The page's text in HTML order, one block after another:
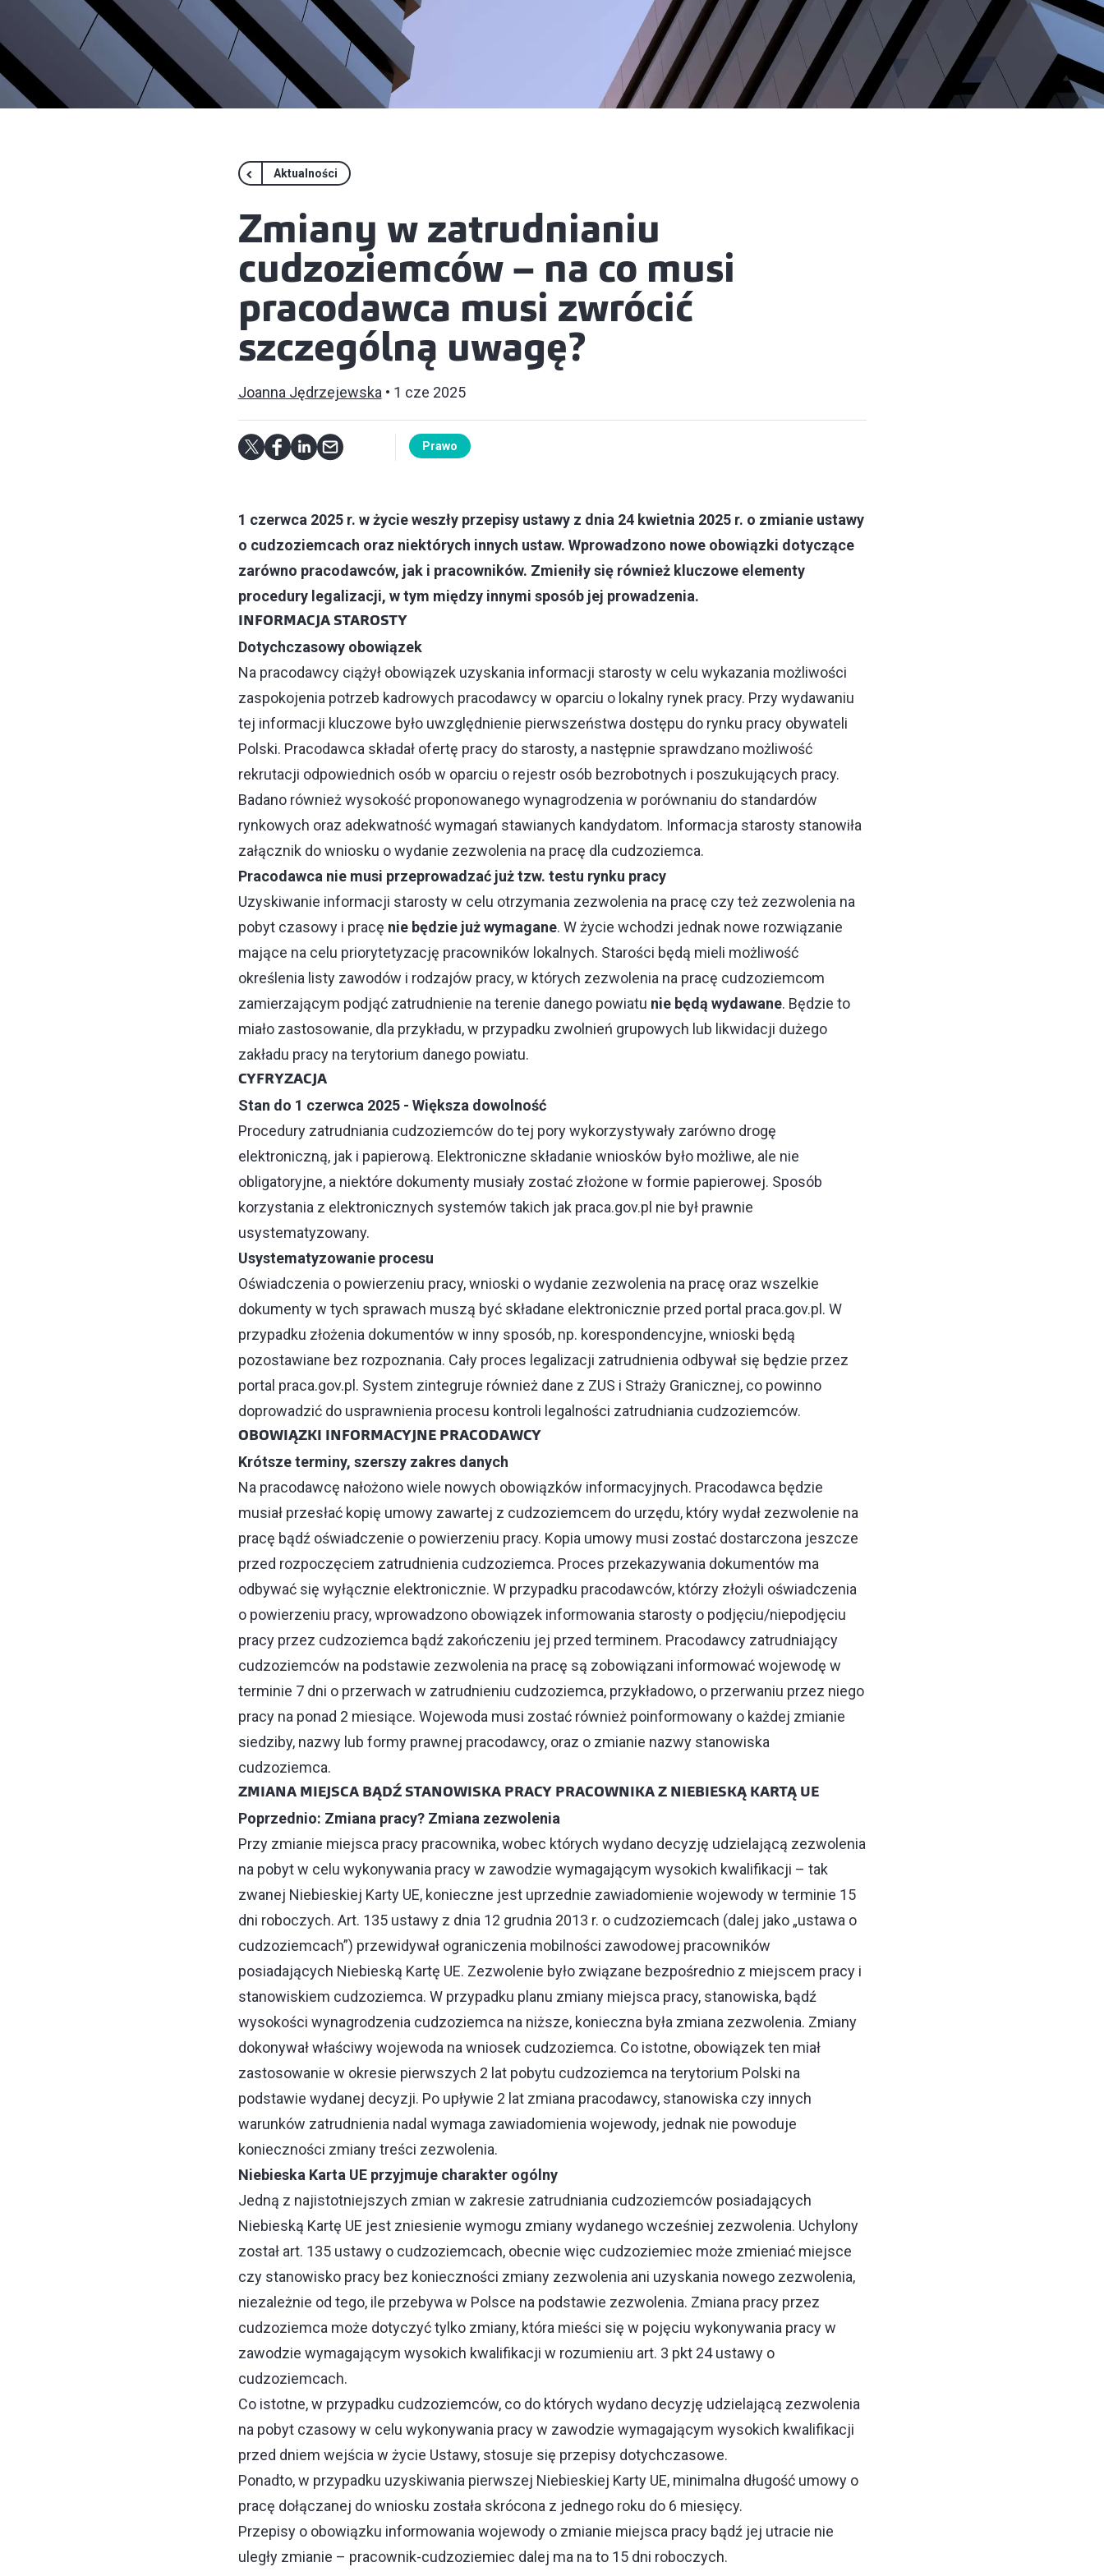
Aktualności
Zmiany w zatrudnianiu
cudzoziemców – na co musi
pracodawca musi zwrócić
szczególną uwagę?
Joanna Jędrzejewska 1 cze 2025
Prawo
1 czerwca 2025 r. w życie weszły przepisy ustawy z dnia 24 kwietnia 2025 r. o zmianie ustawy
o cudzoziemcach oraz niektórych innych ustaw. Wprowadzono nowe obowiązki dotyczące
zarówno pracodawców, jak i pracowników. Zmieniły się również kluczowe elementy
procedury legalizacji, w tym między innymi sposób jej prowadzenia.
INFORMACJA STAROSTY
Dotychczasowy obowiązek
Na pracodawcy ciążył obowiązek uzyskania informacji starosty w celu wykazania możliwości
zaspokojenia potrzeb kadrowych pracodawcy w oparciu o lokalny rynek pracy. Przy wydawaniu
tej informacji kluczowe było uwzględnienie pierwszeństwa dostępu do rynku pracy obywateli
Polski. Pracodawca składał ofertę pracy do starosty, a następnie sprawdzano możliwość
rekrutacji odpowiednich osób w oparciu o rejestr osób bezrobotnych i poszukujących pracy.
Badano również wysokość proponowanego wynagrodzenia w porównaniu do standardów
rynkowych oraz adekwatność wymagań stawianych kandydatom. Informacja starosty stanowiła
załącznik do wniosku o wydanie zezwolenia na pracę dla cudzoziemca.
Pracodawca nie musi przeprowadzać już tzw. testu rynku pracy
Uzyskiwanie informacji starosty w celu otrzymania zezwolenia na pracę czy też zezwolenia na
pobyt czasowy i pracę nie będzie już wymagane. W życie wchodzi jednak nowe rozwiązanie
mające na celu priorytetyzację pracowników lokalnych. Starości będą mieli możliwość
określenia listy zawodów i rodzajów pracy, w których zezwolenia na pracę cudzoziemcom
zamierzającym podjąć zatrudnienie na terenie danego powiatu nie będą wydawane. Będzie to
miało zastosowanie, dla przykładu, w przypadku zwolnień grupowych lub likwidacji dużego
zakładu pracy na terytorium danego powiatu.
CYFRYZACJA
Stan do 1 czerwca 2025 - Większa dowolność
Procedury zatrudniania cudzoziemców do tej pory wykorzystywały zarówno drogę
elektroniczną, jak i papierową. Elektroniczne składanie wniosków było możliwe, ale nie
obligatoryjne, a niektóre dokumenty musiały zostać złożone w formie papierowej. Sposób
korzystania z elektronicznych systemów takich jak praca.gov.pl nie był prawnie
usystematyzowany.
Usystematyzowanie procesu
Oświadczenia o powierzeniu pracy, wnioski o wydanie zezwolenia na pracę oraz wszelkie
dokumenty w tych sprawach muszą być składane elektronicznie przed portal praca.gov.pl. W
przypadku złożenia dokumentów w inny sposób, np. korespondencyjne, wnioski będą
pozostawiane bez rozpoznania. Cały proces legalizacji zatrudnienia odbywał się będzie przez
portal praca.gov.pl. System zintegruje również dane z ZUS i Straży Granicznej, co powinno
doprowadzić do usprawnienia procesu kontroli legalności zatrudniania cudzoziemców.
OBOWIĄZKI INFORMACYJNE PRACODAWCY
Krótsze terminy, szerszy zakres danych
Na pracodawcę nałożono wiele nowych obowiązków informacyjnych. Pracodawca będzie
musiał przesłać kopię umowy zawartej z cudzoziemcem do urzędu, który wydał zezwolenie na
pracę bądź oświadczenie o powierzeniu pracy. Kopia umowy musi zostać dostarczona jeszcze
przed rozpoczęciem zatrudnienia cudzoziemca. Proces przekazywania dokumentów ma
odbywać się wyłącznie elektronicznie. W przypadku pracodawców, którzy złożyli oświadczenia
o powierzeniu pracy, wprowadzono obowiązek informowania starosty o podjęciu/niepodjęciu
pracy przez cudzoziemca bądź zakończeniu jej przed terminem. Pracodawcy zatrudniający
cudzoziemców na podstawie zezwolenia na pracę są zobowiązani informować wojewodę w
terminie 7 dni o przerwach w zatrudnieniu cudzoziemca, przykładowo, o przerwaniu przez niego
pracy na ponad 2 miesiące. Wojewoda musi zostać również poinformowany o każdej zmianie
siedziby, nazwy lub formy prawnej pracodawcy, oraz o zmianie nazwy stanowiska
cudzoziemca.
ZMIANA MIEJSCA BĄDŹ STANOWISKA PRACY PRACOWNIKA Z NIEBIESKĄ KARTĄ UE
Poprzednio: Zmiana pracy? Zmiana zezwolenia
Przy zmianie miejsca pracy pracownika, wobec których wydano decyzję udzielającą zezwolenia
na pobyt w celu wykonywania pracy w zawodzie wymagającym wysokich kwalifikacji – tak
zwanej Niebieskiej Karty UE, konieczne jest uprzednie zawiadomienie wojewody w terminie 15
dni roboczych. Art. 135 ustawy z dnia 12 grudnia 2013 r. o cudzoziemcach (dalej jako „ustawa o
cudzoziemcach”) przewidywał ograniczenia mobilności zawodowej pracowników
posiadających Niebieską Kartę UE. Zezwolenie było związane bezpośrednio z miejscem pracy i
stanowiskiem cudzoziemca. W przypadku planu zmiany miejsca pracy, stanowiska, bądź
wysokości wynagrodzenia cudzoziemca na niższe, konieczna była zmiana zezwolenia. Zmiany
dokonywał właściwy wojewoda na wniosek cudzoziemca. Co istotne, obowiązek ten miał
zastosowanie w okresie pierwszych 2 lat pobytu cudzoziemca na terytorium Polski na
podstawie wydanej decyzji. Po upływie 2 lat zmiana pracodawcy, stanowiska czy innych
warunków zatrudnienia nadal wymaga zawiadomienia wojewody, jednak nie powoduje
konieczności zmiany treści zezwolenia.
Niebieska Karta UE przyjmuje charakter ogólny
Jedną z najistotniejszych zmian w zakresie zatrudniania cudzoziemców posiadających
Niebieską Kartę UE jest zniesienie wymogu zmiany wydanego wcześniej zezwolenia. Uchylony
został art. 135 ustawy o cudzoziemcach, obecnie więc cudzoziemiec może zmieniać miejsce
czy stanowisko pracy bez konieczności zmiany zezwolenia ani uzyskania nowego zezwolenia,
niezależnie od tego, ile przebywa w Polsce na podstawie zezwolenia. Zmiana pracy przez
cudzoziemca może dotyczyć tylko zmiany, która mieści się w pojęciu wykonywania pracy w
zawodzie wymagającym wysokich kwalifikacji w rozumieniu art. 3 pkt 24 ustawy o
cudzoziemcach.
Co istotne, w przypadku cudzoziemców, co do których wydano decyzję udzielającą zezwolenia
na pobyt czasowy w celu wykonywania pracy w zawodzie wymagającym wysokich kwalifikacji
przed dniem wejścia w życie Ustawy, stosuje się przepisy dotychczasowe.
Ponadto, w przypadku uzyskiwania pierwszej Niebieskiej Karty UE, minimalna długość umowy o
pracę dołączanej do wniosku została skrócona z jednego roku do 6 miesięcy.
Przepisy o obowiązku informowania wojewody o zmianie miejsca pracy bądź jej utracie nie
uległy zmianie – pracownik-cudzoziemiec dalej ma na to 15 dni roboczych.